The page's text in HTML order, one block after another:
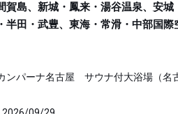
賀島、新城・鳳来・湯谷温泉、安城
半田・武豊、東海・常滑・中部国際
ンパーナ名古屋 サウナ付大浴場（名